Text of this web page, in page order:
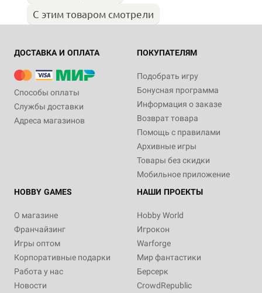
С этим товаром смотрели
ДОСТАВКА И ОПЛАТА
Способы оплаты
Службы доставки
Адреса магазинов
ПОКУПАТЕЛЯМ
Подобрать игру
Бонусная программа
Информация о заказе
Возврат товара
Помощь с правилами
Архивные игры
Товары без скидки
Мобильное приложение
HOBBY GAMES
О магазине
Франчайзинг
Игры оптом
Корпоративные подарки
Работа у нас
Новости
НАШИ ПРОЕКТЫ
Hobby World
Игрокон
Warforge
Мир фантастики
Берсерк
CrowdRepublic